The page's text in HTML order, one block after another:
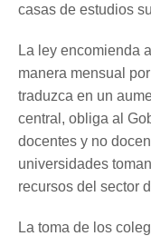
casas de estudios
La ley encomienda
manera mensual
traduzca en un
central, obliga al
docentes y no
universidades
recursos del sector
La toma de los